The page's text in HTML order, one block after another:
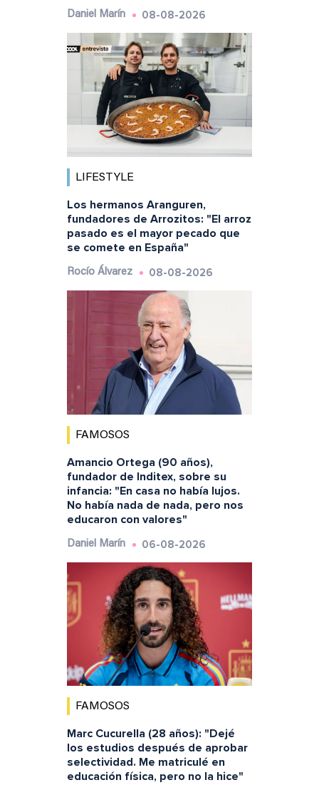
Daniel Marín 08-08-2026
LIFESTYLE
Los hermanos Aranguren,
fundadores de Arrozitos: "El arroz
pasado es el mayor pecado que
se comete en España"
Rocío Álvarez 08-08-2026
FAMOSOS
Amancio Ortega (90 años),
fundador de Inditex, sobre su
infancia: "En casa no había lujos.
No había nada de nada, pero nos
educaron con valores"
Daniel Marín 06-08-2026
FAMOSOS
Marc Cucurella (28 años): "Dejé
los estudios después de aprobar
selectividad. Me matriculé en
educación física, pero no la hice"